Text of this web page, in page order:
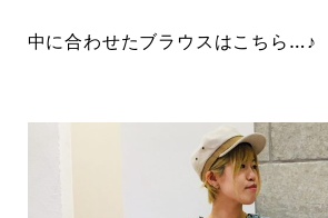
中に合わせたブラウスはこちら…♪